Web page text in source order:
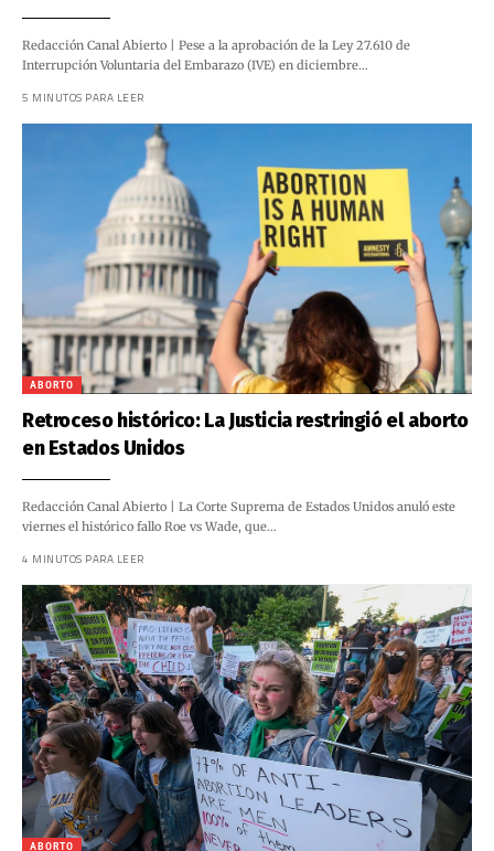
Redacción Canal Abierto | Pese a la aprobación de la Ley 27.610 de
Interrupción Voluntaria del Embarazo (IVE) en diciembre…
5 MINUTOS PARA LEER
ABORTO
Retroceso histórico: La Justicia restringió el aborto
en Estados Unidos
Redacción Canal Abierto | La Corte Suprema de Estados Unidos anuló este
viernes el histórico fallo Roe vs Wade, que…
4 MINUTOS PARA LEER
ABORTO